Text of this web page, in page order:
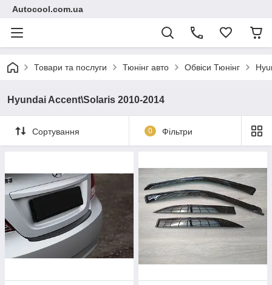
Autocool.com.ua
Товари та послуги Тюнінг авто Обвіси Тюнінг
Hyundai Accent\Solaris 2010-2014
Сортування 0 Фільтри